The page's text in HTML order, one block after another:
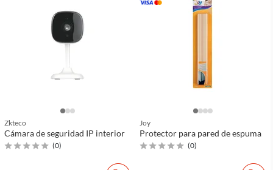
Zkteco
Cámara de seguridad IP interior
(0)
Joy
Protector para pared de espuma
(0)